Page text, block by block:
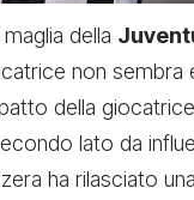
della
non sembra
della
lato da
ha rilasciato